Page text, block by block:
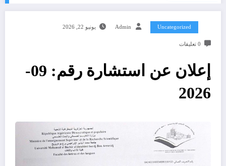
Uncategorized
Admin يونيو 22, 2026
0 تعليقات
إعلان عن استشارة رقم: 09-
2026